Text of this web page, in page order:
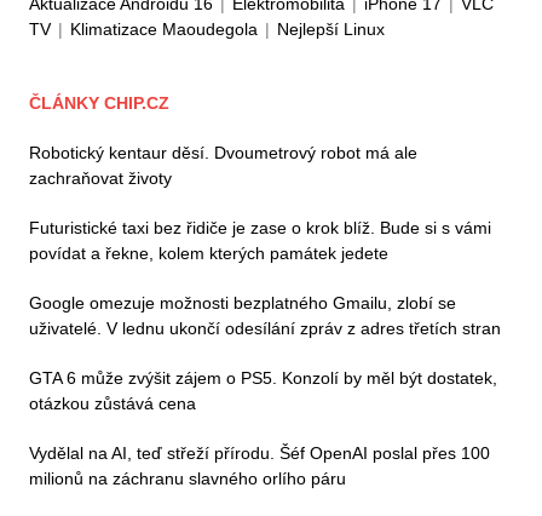
TV | Klimatizace Maoudegola | Nejlepší Linux
ČLÁNKY CHIP.CZ
Robotický kentaur děsí. Dvoumetrový robot má ale
zachraňovat životy
Futuristické taxi bez řidiče je zase o krok blíž. Bude si s vámi
povídat a řekne, kolem kterých památek jedete
Google omezuje možnosti bezplatného Gmailu, zlobí se
uživatelé. V lednu ukončí odesílání zpráv z adres třetích stran
GTA 6 může zvýšit zájem o PS5. Konzolí by měl být dostatek,
otázkou zůstává cena
Vydělal na AI, teď střeží přírodu. Šéf OpenAI poslal přes 100
milionů na záchranu slavného orlího páru